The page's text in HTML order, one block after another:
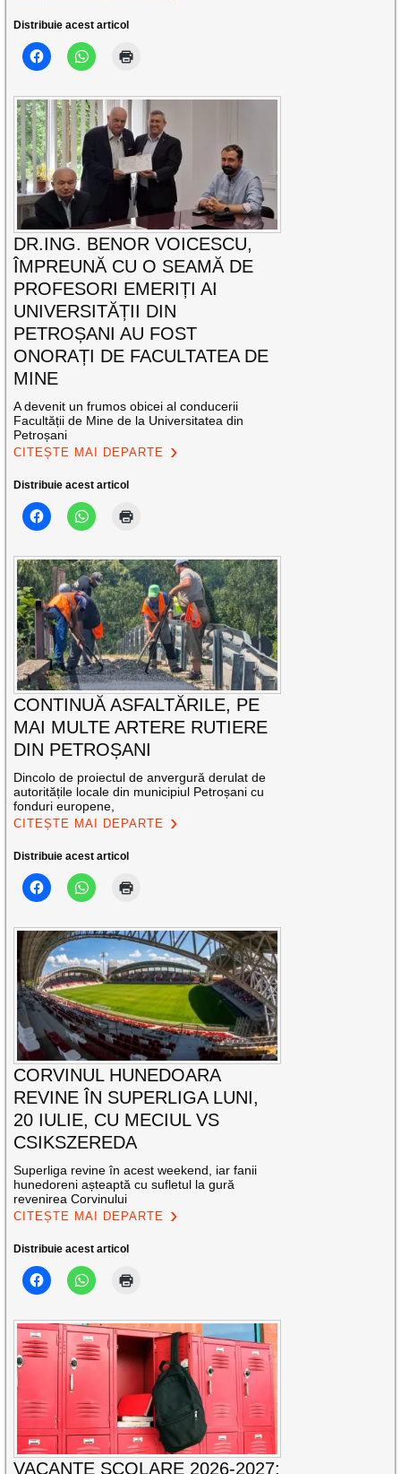
Distribuie acest articol
DR.ING. BENOR VOICESCU,
ÎMPREUNĂ CU O SEAMĂ DE
PROFESORI EMERIȚI AI
UNIVERSITĂȚII DIN
PETROȘANI AU FOST
ONORAȚI DE FACULTATEA DE
MINE
A devenit un frumos obicei al conducerii
Facultății de Mine de la Universitatea din
Petroșani
CITEȘTE MAI DEPARTE
Distribuie acest articol
CONTINUĂ ASFALTĂRILE, PE
MAI MULTE ARTERE RUTIERE
DIN PETROȘANI
Dincolo de proiectul de anvergură derulat de
autoritățile locale din municipiul Petroșani cu
fonduri europene,
CITEȘTE MAI DEPARTE
Distribuie acest articol
CORVINUL HUNEDOARA
REVINE ÎN SUPERLIGA LUNI,
20 IULIE, CU MECIUL VS
CSIKSZEREDA
Superliga revine în acest weekend, iar fanii
hunedoreni așteaptă cu sufletul la gură
revenirea Corvinului
CITEȘTE MAI DEPARTE
Distribuie acest articol
VACANȚE ȘCOLARE 2026-2027: